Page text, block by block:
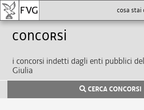
Concorsi
i concorsi indetti dagli enti pubblici
Giulia
CERCA CONCORSI